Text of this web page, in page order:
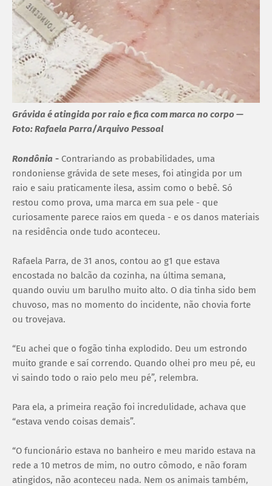
Grávida é atingida por raio e fica com marca no corpo —
Foto: Rafaela Parra/Arquivo Pessoal
Rondônia - Contrariando as probabilidades, uma
rondoniense grávida de sete meses, foi atingida por um
raio e saiu praticamente ilesa, assim como o bebê. Só
restou como prova, uma marca em sua pele - que
curiosamente parece raios em queda - e os danos materiais
na residência onde tudo aconteceu.
Rafaela Parra, de 31 anos, contou ao g1 que estava
encostada no balcão da cozinha, na última semana,
quando ouviu um barulho muito alto. O dia tinha sido bem
chuvoso, mas no momento do incidente, não chovia forte
ou trovejava.
“Eu achei que o fogão tinha explodido. Deu um estrondo
muito grande e saí correndo. Quando olhei pro meu pé, eu
vi saindo todo o raio pelo meu pé”, relembra.
Para ela, a primeira reação foi incredulidade, achava que
“estava vendo coisas demais”.
“O funcionário estava no banheiro e meu marido estava na
rede a 10 metros de mim, no outro cômodo, e não foram
atingidos, não aconteceu nada. Nem os animais também,